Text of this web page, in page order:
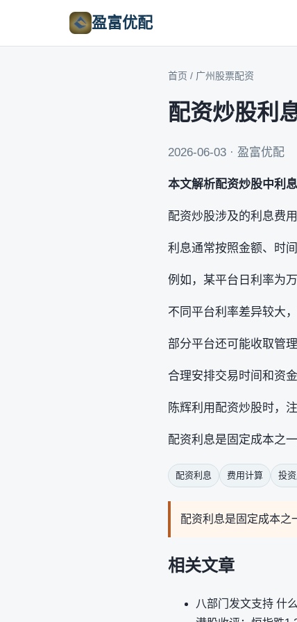
盈富优配
首页 / 广州股票配资
配资炒股利
2026-06-03 · 盈富优配
本文解析配资炒股中利
配资炒股涉及的利息费
利息通常按照金额、时
例如，某平台日利率为
不同平台利率差异较大
部分平台还可能收取管
合理安排交易时间和资
陈辉利用配资炒股时，
配资利息是固定成本之
配资利息 费用计算 投
配资利息是固定成本之
相关文章
八部门发文支持 什